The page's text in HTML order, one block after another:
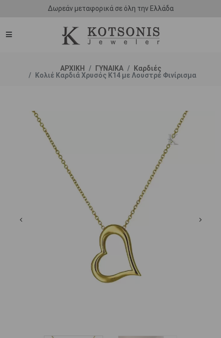
Δωρεάν μεταφορικά σε όλη την Ελλάδα
ΑΡΧΙΚΗ ΓΥΝΑΙΚΑ
Καρδιές
Κολιέ Καρδιά Χρυσός Κ14 με Λουστρέ Φινίρισμα